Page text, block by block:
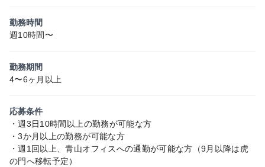
勤務時間
週10時間〜
勤務期間
4〜6ヶ月以上
応募条件
・週3日10時間以上の勤務が可能な方
・3か月以上の勤務が可能な方
・週1回以上、青山オフィスへの通勤が可能な方（9月以降は虎
の門へ移転予定）